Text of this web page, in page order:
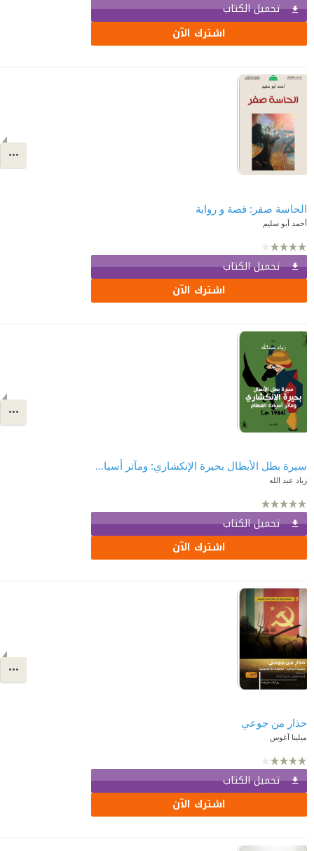
تحميل الكتاب
اشترك الآن
الحاسة صفر: قصة و رواية
أحمد أبو سليم
تحميل الكتاب
اشترك الآن
سيرة بطل الأبطال بحيرة الإنكشاري: ومآثر أسياد العظام (1984 هـ)
زياد عبد الله
تحميل الكتاب
اشترك الآن
حذارٍ من جوعي
ميلينا آغوس
تحميل الكتاب
اشترك الآن